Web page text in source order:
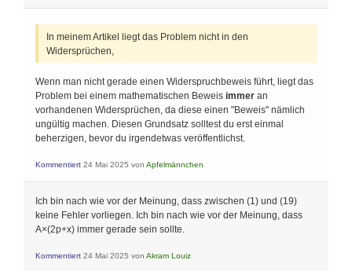
In meinem Artikel liegt das Problem nicht in den
Widersprüchen,
Wenn man nicht gerade einen Widerspruchbeweis führt, liegt das
Problem bei einem mathematischen Beweis immer an
vorhandenen Widersprüchen, da diese einen "Beweis" nämlich
ungültig machen. Diesen Grundsatz solltest du erst einmal
beherzigen, bevor du irgendetwas veröffentlichst.
Kommentiert 24 Mai 2025 von Apfelmännchen
Ich bin nach wie vor der Meinung, dass zwischen (1) und (19)
keine Fehler vorliegen. Ich bin nach wie vor der Meinung, dass
A×(2p+x) immer gerade sein sollte.
Kommentiert 24 Mai 2025 von Akram Louiz